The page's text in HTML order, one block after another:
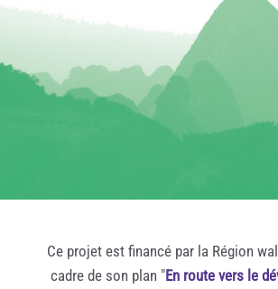
Ce projet est financé par la Région
cadre de son plan "En route vers le